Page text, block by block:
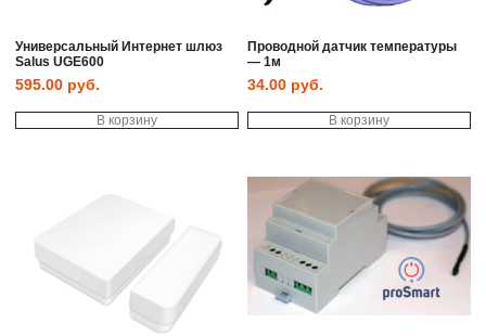
Универсальный Интернет шлюз
Salus UGE600
595.00 руб.
В корзину
Проводной датчик температуры
— 1м
34.00 руб.
В корзину